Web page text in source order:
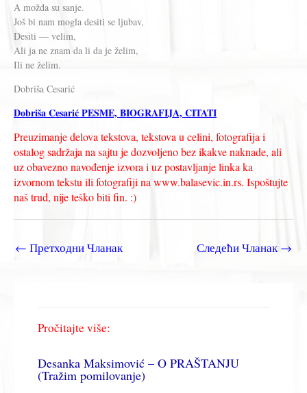
A možda su sanje.
Još bi nam mogla desiti se ljubav,
Desiti — velim,
Ali ja ne znam da li da je želim,
Ili ne želim.
Dobriša Cesarić
Dobriša Cesarić PESME, BIOGRAFIJA, CITATI
Preuzimanje delova tekstova, tekstova u celini, fotografija i
ostalog sadržaja na sajtu je dozvoljeno bez ikakve naknade, ali
uz obavezno navođenje izvora i uz postavljanje linka ka
izvornom tekstu ili fotografiji na www.balasevic.in.rs. Ispoštujte
naš trud, nije teško biti fin. :)
← Претходни Чланак Следећи Чланак→
Pročitajte više:
Desanka Maksimović – O PRAŠTANJU
(Tražim pomilovanje)